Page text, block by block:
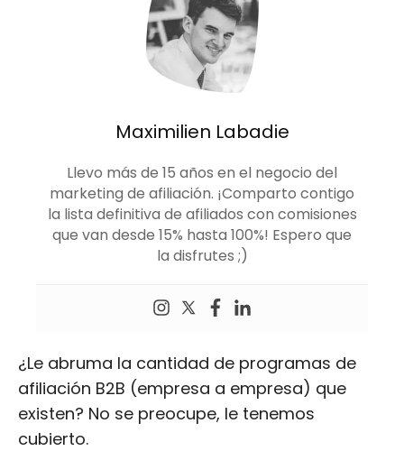
Maximilien Labadie
Llevo más de 15 años en el negocio del
marketing de afiliación. ¡Comparto contigo
la lista definitiva de afiliados con comisiones
que van desde 15% hasta 100%! Espero que
la disfrutes ;)
¿Le abruma la cantidad de programas de
afiliación B2B (empresa a empresa) que
existen? No se preocupe, le tenemos
cubierto.